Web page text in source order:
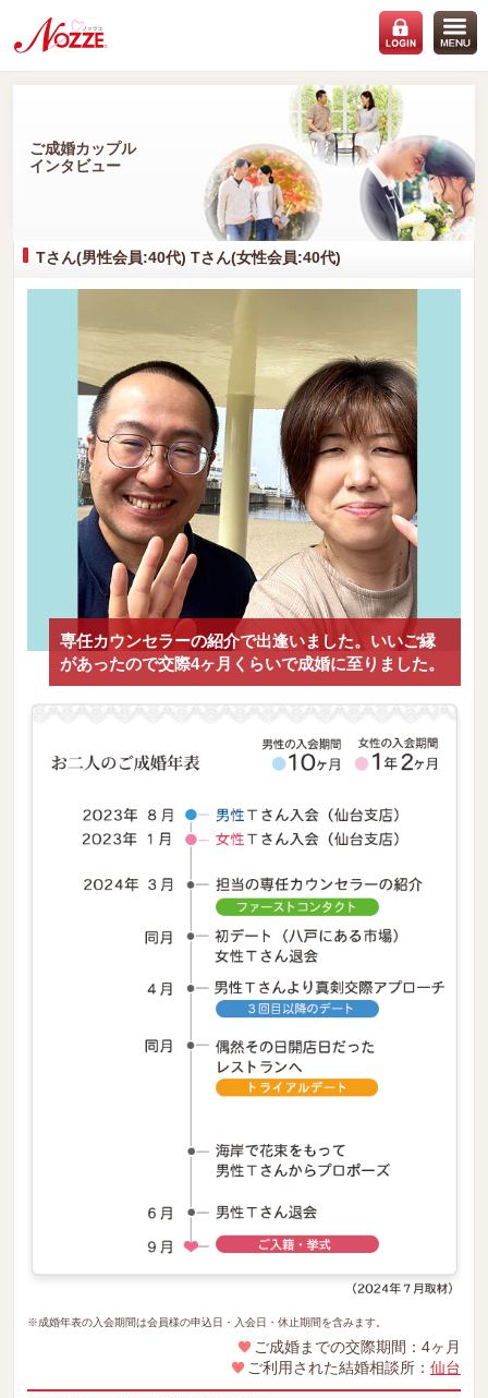
ご成婚カップル
インタビュー
Tさん(男性会員:40代) Tさん(女性会員:40代)
専任カウンセラーの紹介で出逢いました。いいご縁
があったので交際4ヶ月くらいで成婚に至りました。
※成婚年表の入会期間は会員様の申込日・入会日・休止期間を含みます。
ご成婚までの交際期間：4ヶ月
ご利用された結婚相談所： 仙台